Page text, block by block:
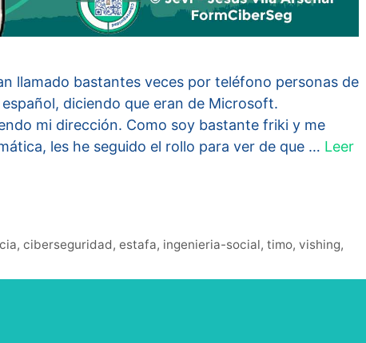
llamado bastantes veces por teléfono personas de
diciendo que eran de Microsoft.
mi dirección. Como soy bastante friki y me
les he seguido el rollo para ver de que … Leer
,ciberseguridad,estafa, ingenieria-social,timo,vishing,